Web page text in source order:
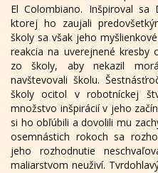
El Colombiano. Inšpiroval
ktorej ho zaujali
školy sa však jeho
reakcia na uverejnené kresby
zo školy, aby nekazil
navštevovali školu.
školy ocitol v robotníckej
množstvo inšpirácií v jeho
si ho obľúbili a dovolili mu
osemnástich rokoch sa
jeho rozhodnutie
maliarstvom neuživí.